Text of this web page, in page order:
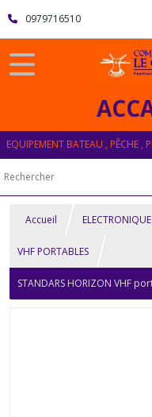
0979716510
Accueil ELECTRONIQUE
VHF PORTABLES
STANDARS HORIZON VHF